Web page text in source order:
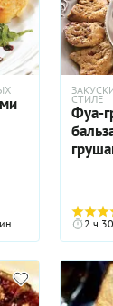
СТИЛЕ
Фуа-
2 ч